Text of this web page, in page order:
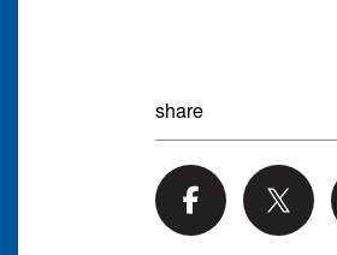
share